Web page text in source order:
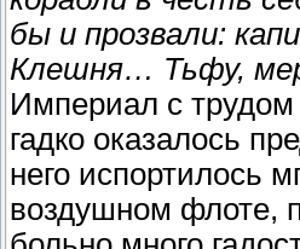
бы и прозвали:
Клешня… Тьфу,
Империал с трудом
гадко оказалось
него испортилось
воздушном флоте,